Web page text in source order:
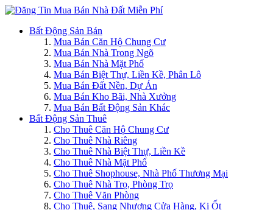
Bất Động Sản Bán
Mua Bán Căn Hộ Chung Cư
Mua Bán Nhà Trong Ngõ
Mua Bán Nhà Mặt Phố
Mua Bán Biệt Thự, Liền Kề, Phân Lô
Mua Bán Đất Nền, Dự Án
Mua Bán Kho Bãi, Nhà Xưởng
Mua Bán Bất Động Sản Khác
Bất Động Sản Thuê
Cho Thuê Căn Hộ Chung Cư
Cho Thuê Nhà Riêng
Cho Thuê Nhà Biệt Thự, Liền Kề
Cho Thuê Nhà Mặt Phố
Cho Thuê Shophouse, Nhà Phố Thương Mại
Cho Thuê Nhà Trọ, Phòng Trọ
Cho Thuê Văn Phòng
Cho Thuê, Sang Nhượng Cửa Hàng, Ki Ốt